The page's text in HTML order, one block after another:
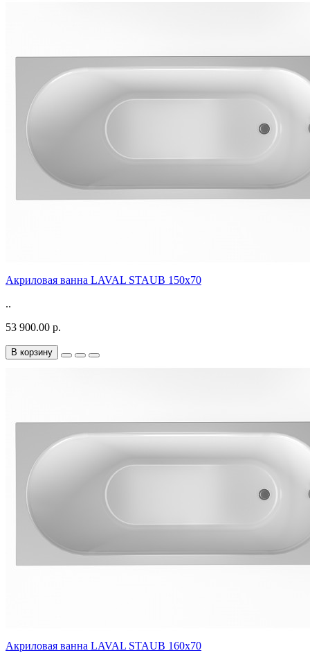
Акриловая ванна LAVAL STAUB 150х70
..
53 900.00 р.
В корзину
Акриловая ванна LAVAL STAUB 160х70